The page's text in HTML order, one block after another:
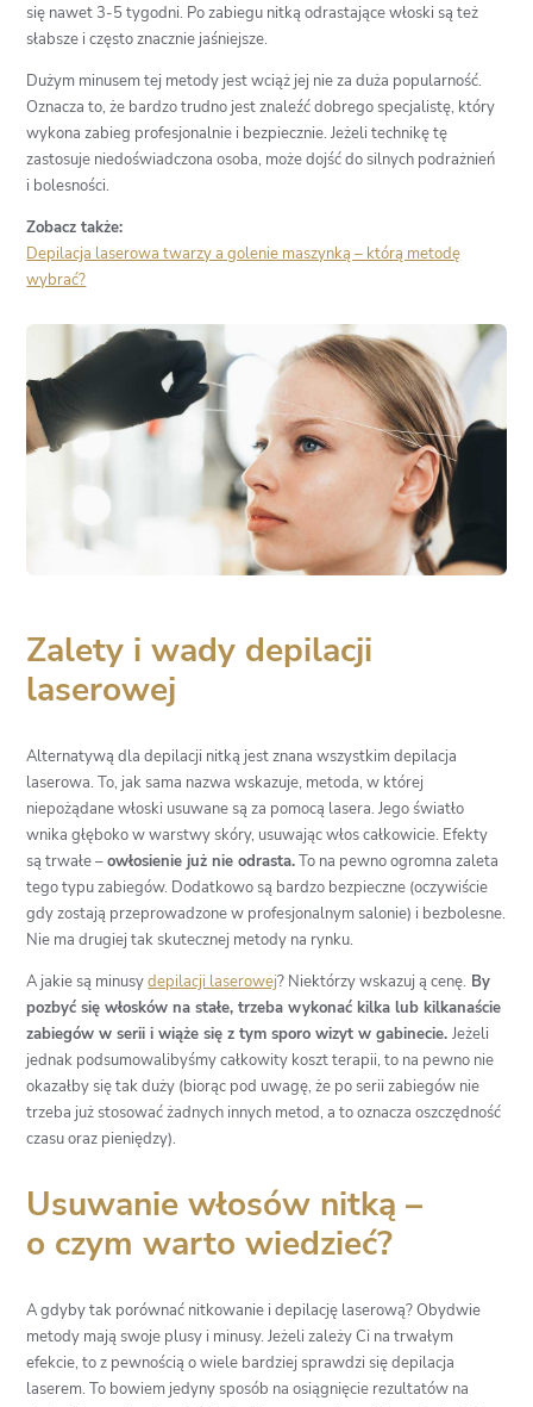
się nawet 3-5 tygodni. Po zabiegu nitką odrastające włoski są też
słabsze i często znacznie jaśniejsze.
Dużym minusem tej metody jest wciąż jej nie za duża popularność.
Oznacza to, że bardzo trudno jest znaleźć dobrego specjalistę, który
wykona zabieg profesjonalnie i bezpiecznie. Jeżeli technikę tę
zastosuje niedoświadczona osoba, może dojść do silnych podrażnień
i bolesności.
Zobacz także:
Depilacja laserowa twarzy a golenie maszynką – którą metodę
wybrać?
Zalety i wady depilacji
laserowej
Alternatywą dla depilacji nitką jest znana wszystkim depilacja
laserowa. To, jak sama nazwa wskazuje, metoda, w której
niepożądane włoski usuwane są za pomocą lasera. Jego światło
wnika głęboko w warstwy skóry, usuwając włos całkowicie. Efekty
są trwałe –owłosienie już nie odrasta.To na pewno ogromna zaleta
tego typu zabiegów. Dodatkowo są bardzo bezpieczne (oczywiście
gdy zostają przeprowadzone w profesjonalnym salonie) i bezbolesne.
Nie ma drugiej tak skutecznej metody na rynku.
A jakie są minusydepilacji laserowej? Niektórzy wskazuj ą cenę. By
pozbyć się włosków na stałe, trzeba wykonać kilka lub kilkanaście
zabiegów w serii i wiąże się z tym sporo wizyt w gabinecie.Jeżeli
jednak podsumowalibyśmy całkowity koszt terapii, to na pewno nie
okazałby się tak duży (biorąc pod uwagę, że po serii zabiegów nie
trzeba już stosować żadnych innych metod, a to oznacza oszczędność
czasu oraz pieniędzy).
Usuwanie włosów nitką –
o czym warto wiedzieć?
A gdyby tak porównać nitkowanie i depilację laserową? Obydwie
metody mają swoje plusy i minusy. Jeżeli zależy Ci na trwałym
efekcie, to z pewnością o wiele bardziej sprawdzi się depilacja
laserem. To bowiem jedyny sposób na osiągnięcie rezultatów na